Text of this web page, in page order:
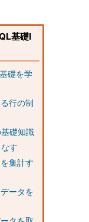
基礎I
礎を学
行の制
礎知識
す
集計す
ータを